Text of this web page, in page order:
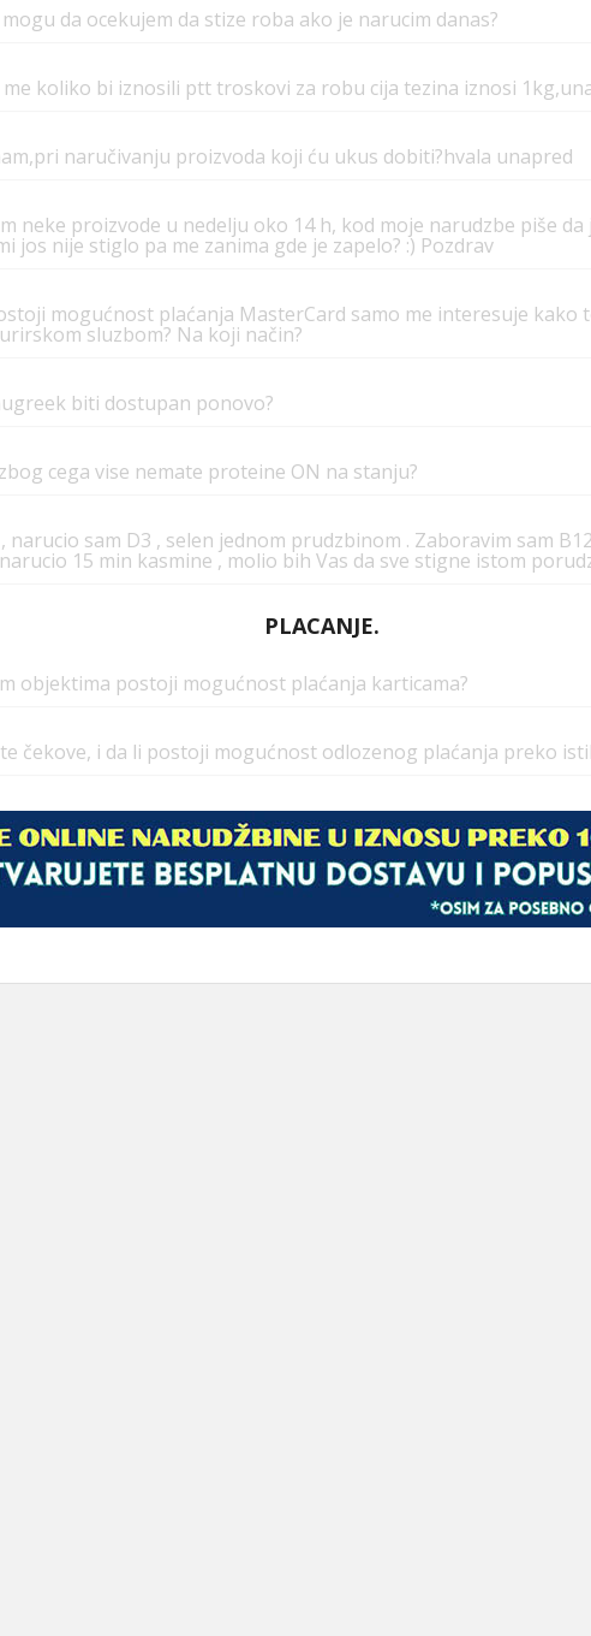
da ocekujem da stize roba ako je narucim danas?
me koliko bi iznosili ptt troskovi za robu cija tezina iznosi
naručivanju proizvoda koji ću ukus dobiti?hvala unapred
neke proizvode u nedelju oko 14 h, kod moje narudzbe piše
jos nije stiglo pa me zanima gde je zapelo? :) Pozdrav
mogućnost plaćanja MasterCard samo me interesuje kako
sluzbom? Na koji način?
biti dostupan ponovo?
cega vise nemate proteine ON na stanju?
narucio sam D3 , selen jednom prudzbinom . Zaboravim sam
15 min kasmine , molio bih Vas da sve stigne istom
PLACANJE.
objektima postoji mogućnost plaćanja karticama?
čekove, i da li postoji mogućnost odlozenog plaćanja preko